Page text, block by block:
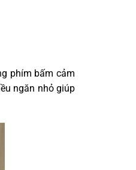
phím bấm cảm
ngăn nhỏ giúp